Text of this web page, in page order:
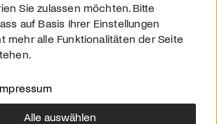
Sie zulassen möchten. Bitte
auf Basis Ihrer Einstellungen
mehr alle Funktionalitäten der Seite
Alle auswählen